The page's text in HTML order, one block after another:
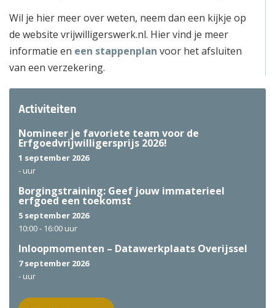
Wil je hier meer over weten, neem dan een kijkje op
de website vrijwilligerswerk.nl. Hier vind je meer
informatie en een stappenplan voor het afsluiten
van een verzekering.
Activiteiten
Nomineer je favoriete team voor de
Erfgoedvrijwilligersprijs 2026!
1 september 2026
- uur
Borgingstraining: Geef jouw immaterieel
erfgoed een toekomst
5 september 2026
10:00 - 16:00 uur
Inloopmomenten – Datawerkplaats Overijssel
7 september 2026
- uur